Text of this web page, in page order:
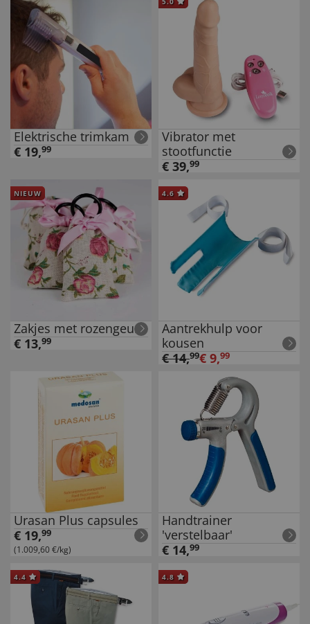
Elektrische trimkam
€ 19,99
Vibrator met
stootfunctie
€ 39,99
NIEUW
Zakjes met rozengeur
€ 13,99
4.6
Aantrekhulp voor
kousen
€14,99€ 9,99
Urasan Plus capsules
€ 19,99
(1.009,60 €/kg)
Handtrainer
'verstelbaar'
€ 14,99
4.4 4.8